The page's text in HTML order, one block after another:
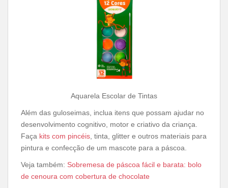
Aquarela Escolar de Tintas
Além das guloseimas, inclua itens que possam ajudar no
desenvolvimento cognitivo, motor e criativo da criança.
Faça kits com pincéis , tinta, glitter e outros materiais para
pintura e confecção de um mascote para a páscoa.
Veja também: Sobremesa de páscoa fácil e barata: bolo
de cenoura com cobertura de chocolate